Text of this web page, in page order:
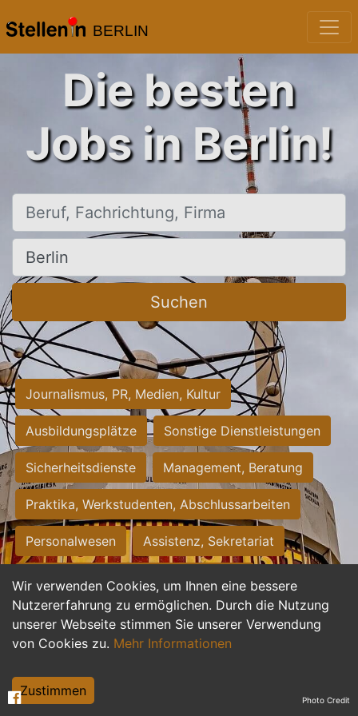
BERLIN
Wir verwenden Cookies, um Ihnen eine bessere
Nutzererfahrung zu ermöglichen. Durch die Nutzung
unserer Webseite stimmen Sie unserer Verwendung
von Cookies zu. Mehr Informationen
Zustimmen
Die besten
Jobs in Berlin!
Beruf, Fachrichtung, Firma
Ort, Stadt
Suchen
Journalismus, PR, Medien, Kultur
Ausbildungsplätze Sonstige Dienstleistungen
Sicherheitsdienste Management, Beratung
Praktika, Werkstudenten, Abschlussarbeiten
Personalwesen Assistenz, Sekretariat
Hilfskräfte, Aushilfs- und Nebenjobs
Einkauf, Logistik, Materialwirtschaft
Weiterbildung, Studium, duale Ausbildung
Tourismus
Photo Credit